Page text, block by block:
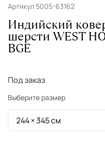
Артикул 5005-63162
Индийский
шерсти WEST
BGE
Под заказ
Выберите размер